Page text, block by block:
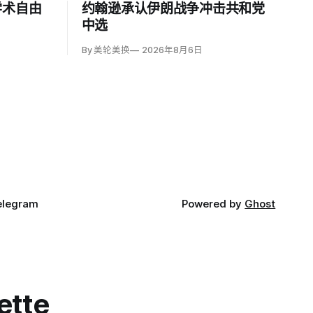
自由
约翰逊承认伊朗战争冲击共和党
中选
By 美轮美换 2026年8月6日
Powered by Ghost